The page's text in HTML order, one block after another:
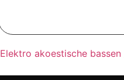
Elektro akoestische bassen